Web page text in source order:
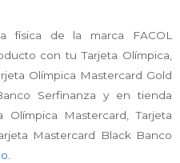
física de la marca FACOL
con tu Tarjeta Olímpica,
Olímpica Mastercard Gold
Serfinanza y en tienda
Mastercard, Tarjeta
Mastercard Black Banco